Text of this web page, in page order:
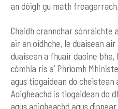
an dòigh gu math
Chaidh crannchar sònraichte
air an oidhche, le duaisean
duaisean a fhuair daoine
còmhla ris a’ Phrìomh
agus tiogaidean do cheistean
Aoigheachd is tiogaidean do
agus aoigheachd agus